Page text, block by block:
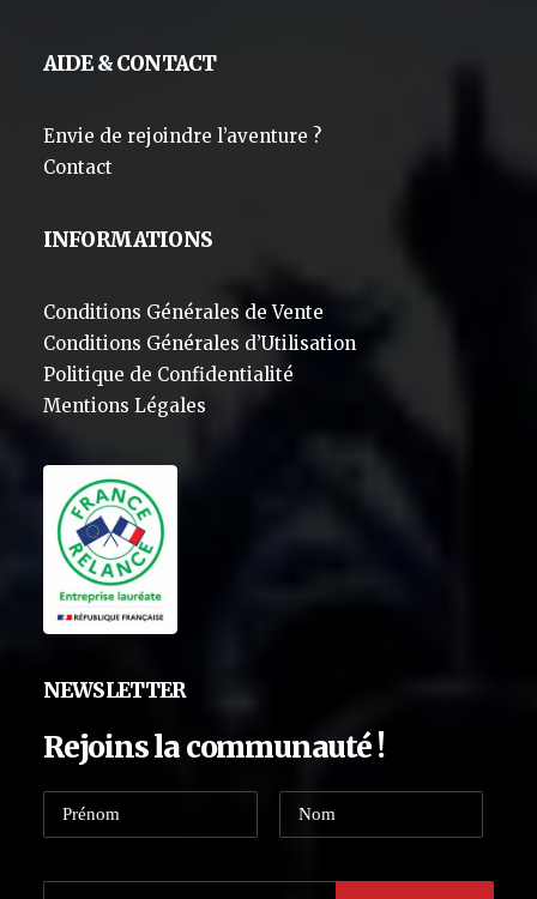
AIDE & CONTACT
Envie de rejoindre l’aventure ?
Contact
INFORMATIONS
Conditions Générales de Vente
Conditions Générales d’Utilisation
Politique de Confidentialité
Mentions Légales
NEWSLETTER
Rejoins la communauté !